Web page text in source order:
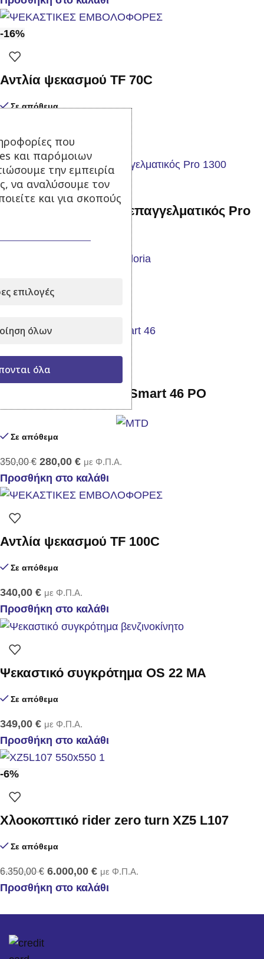
-16%
Αντλία ψεκασμού TF 70C
Σε απόθεμα
Προσθήκη στο καλάθι
Ψεκαστήρας πλάτης επαγγελματικός Pro
209,00€ με Φ.Π.Α.
Μηχανή Γκαζόν MTD Smart 46 PO
Σε απόθεμα
350,00€ 280,00 € με Φ.Π.Α.
Προσθήκη στο καλάθι
Αντλία ψεκασμού TF 100C
Σε απόθεμα
340,00 € με Φ.Π.Α.
Προσθήκη στο καλάθι
Ψεκαστικό συγκρότημα OS 22 MA
Σε απόθεμα
349,00 € με Φ.Π.Α.
Προσθήκη στο καλάθι
-6%
Χλοοκοπτικό rider zero turn XZ5 L107
Σε απόθεμα
6.350,00€ 6.000,00 € με Φ.Π.Α.
Προσθήκη στο καλάθι
που
και παρόμοιων
την εμπειρία
να αναλύσουμε τον
και για σκοπούς
επιλογές
όλων
όλα